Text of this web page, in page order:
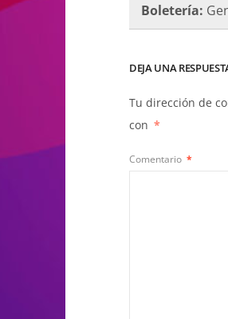
Boletería:
DEJA UNA
Tu dirección de
con *
Comentario *